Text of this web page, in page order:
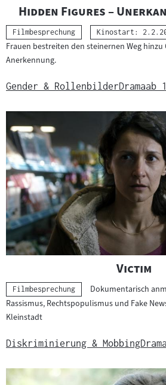
"
Hidden Figures –
Kategorie:
Filmbesprechung Kinostart:
Frauen bestreiten den steinernen Weg
Anerkennung.
Gender & RollenbilderDramaab
"
Victim"
Kategorie:
Filmbesprechung
Dokumentarisch
Rassismus, Rechtspopulismus und Fake
Kleinstadt
Diskriminierung & MobbingDrama